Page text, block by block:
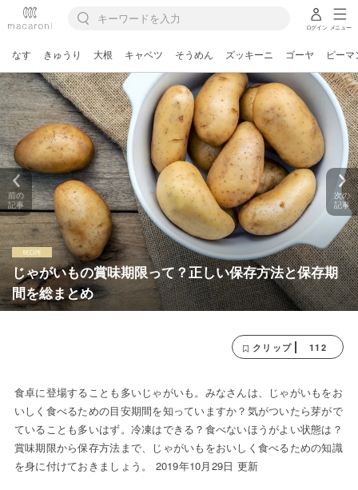
ログイン メニュー
なす きゅうり 大根 キャベツ そうめん ズッキーニ ゴーヤ ピーマ
じゃがいもの賞味期限って？正しい保存方法と保存期
間を総まとめ
前の
記事
次の
記事
クリップ 112
食卓に登場することも多いじゃがいも。みなさんは、じゃがいもをお
いしく食べるための目安期間を知っていますか？気がついたら芽がで
ていることも多いはず。冷凍はできる？食べないほうがよい状態は？
賞味期限から保存方法まで、じゃがいもをおいしく食べるための知識
を身に付けておきましょう。 2019年10月29日 更新